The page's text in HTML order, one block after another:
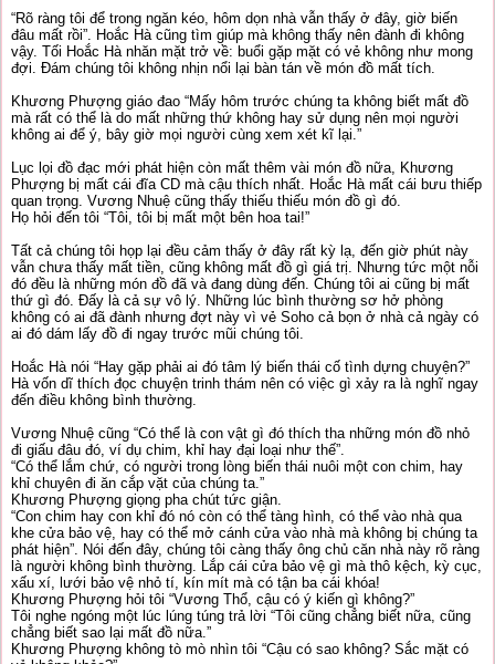
“Rõ ràng tôi để trong ngăn kéo, hôm dọn nhà vẫn thấy ở đây, giờ biến
đâu mất rồi”. Hoắc Hà cũng tìm giúp mà không thấy nên đành đi không
vậy. Tối Hoắc Hà nhăn mặt trở về: buổi gặp mặt có vẻ không như mong
đợi. Đám chúng tôi không nhịn nổi lại bàn tán về món đồ mất tích.
Khương Phượng giáo đao “Mấy hôm trước chúng ta không biết mất đồ
mà rất có thể là do mất những thứ không hay sử dụng nên mọi người
không ai để ý, bây giờ mọi người cùng xem xét kĩ lại.”
Lục lọi đồ đạc mới phát hiện còn mất thêm vài món đồ nữa, Khương
Phượng bị mất cái đĩa CD mà cậu thích nhất. Hoắc Hà mất cái bưu thiếp
quan trọng. Vương Nhuệ cũng thấy thiếu thiếu món đồ gì đó.
Họ hỏi đến tôi “Tôi, tôi bị mất một bên hoa tai!”
Tất cả chúng tôi họp lại đều cảm thấy ở đây rất kỳ lạ, đến giờ phút này
vẫn chưa thấy mất tiền, cũng không mất đồ gì giá trị. Nhưng tức một nỗi
đó đều là những món đồ đã và đang dùng đến. Chúng tôi ai cũng bị mất
thứ gì đó. Đấy là cả sự vô lý. Những lúc bình thường sơ hở phòng
không có ai đã đành nhưng đợt này vì vẻ Soho cả bọn ở nhà cả ngày có
ai đó dám lấy đồ đi ngay trước mũi chúng tôi.
Hoắc Hà nói “Hay gặp phải ai đó tâm lý biến thái cố tình dựng chuyện?”
Hà vốn dĩ thích đọc chuyện trinh thám nên có việc gì xảy ra là nghĩ ngay
đến điều không bình thường.
Vương Nhuệ cũng “Có thể là con vật gì đó thích tha những món đồ nhỏ
đi giấu đâu đó, ví dụ chim, khỉ hay đại loại như thế”.
“Có thể lắm chứ, có người trong lòng biến thái nuôi một con chim, hay
khỉ chuyên đi ăn cắp vặt của chúng ta.”
Khương Phượng giọng pha chút tức giận.
“Con chim hay con khỉ đó nó còn có thể tàng hình, có thể vào nhà qua
khe cửa bảo vệ, hay có thể mở cánh cửa vào nhà mà không bị chúng ta
phát hiện”. Nói đến đây, chúng tôi càng thấy ông chủ căn nhà này rõ ràng
là người không bình thường. Lắp cái cửa bảo vệ gì mà thô kệch, kỳ cục,
xấu xí, lưới bảo vệ nhỏ tí, kín mít mà có tận ba cái khóa!
Khương Phượng hỏi tôi “Vương Thổ, cậu có ý kiến gì không?”
Tôi nghe ngóng một lúc lúng túng trả lời “Tôi cũng chẳng biết nữa, cũng
chẳng biết sao lại mất đồ nữa.”
Khương Phượng không tò mò nhìn tôi “Cậu có sao không? Sắc mặt có